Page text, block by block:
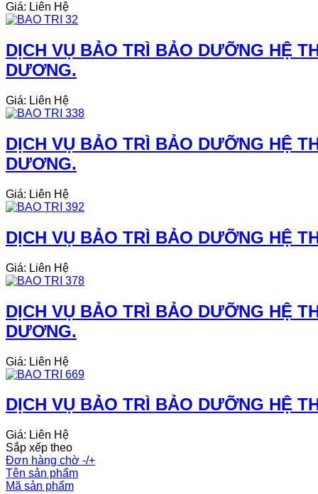
Giá: Liên Hệ
DỊCH VỤ BẢO TRÌ BẢO DƯỠNG HỆ
DƯƠNG.
Giá: Liên Hệ
DỊCH VỤ BẢO TRÌ BẢO DƯỠNG HỆ
DƯƠNG.
Giá: Liên Hệ
DỊCH VỤ BẢO TRÌ BẢO DƯỠNG HỆ
Giá: Liên Hệ
DỊCH VỤ BẢO TRÌ BẢO DƯỠNG HỆ
DƯƠNG.
Giá: Liên Hệ
DỊCH VỤ BẢO TRÌ BẢO DƯỠNG HỆ
Giá: Liên Hệ
Sắp xếp theo
Đơn hàng chờ -/+
Tên sản phẩm
Mã sản phẩm